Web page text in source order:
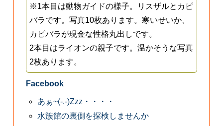
※1本目は動物ガイドの様子。リスザルとカピ
バラです。写真10枚あります。寒いせいか、
カピバラが現金な性格丸出しです。
2本目はライオンの親子です。温かそうな写真
2枚あります。
Facebook
あぁ~(-.-)Zzz・・・・
水族館の裏側を探検しませんか